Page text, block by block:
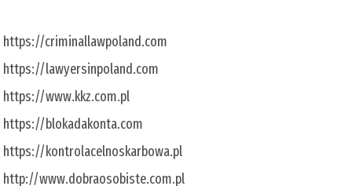
https://criminallawpoland.com
https://lawyersinpoland.com
https://www.kkz.com.pl
https://blokadakonta.com
https://kontrolacelnoskarbowa.pl
http://www.dobraosobiste.com.pl